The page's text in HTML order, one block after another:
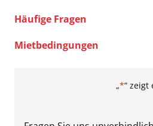
Häufige Fragen
Mietbedingungen
„*“